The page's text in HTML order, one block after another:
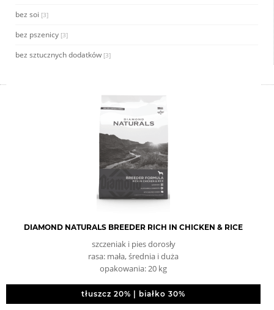
bez soi [3]
bez pszenicy [3]
bez sztucznych dodatków [3]
DIAMOND NATURALS BREEDER RICH IN CHICKEN & RICE
szczeniak i pies dorosły
rasa: mała, średnia i duża
opakowania: 20 kg
tłuszcz 20% | białko 30%